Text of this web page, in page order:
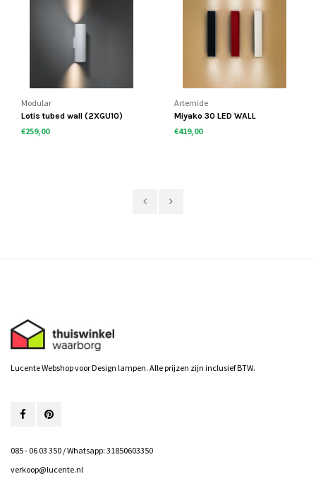
Modular
Lotis tubed wall (2XGU10)
€259,00
Artemide
Miyako 30 LED WALL
€419,00
Lucente Webshop voor Design lampen. Alle prijzen zijn inclusief BTW.
085 - 06 03 350 / Whatsapp: 31850603350
verkoop@lucente.nl